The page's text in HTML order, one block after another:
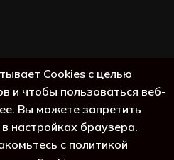
Cookies с целью
и чтобы пользоваться веб-
Вы можете запретить
настройках браузера.
с политикой